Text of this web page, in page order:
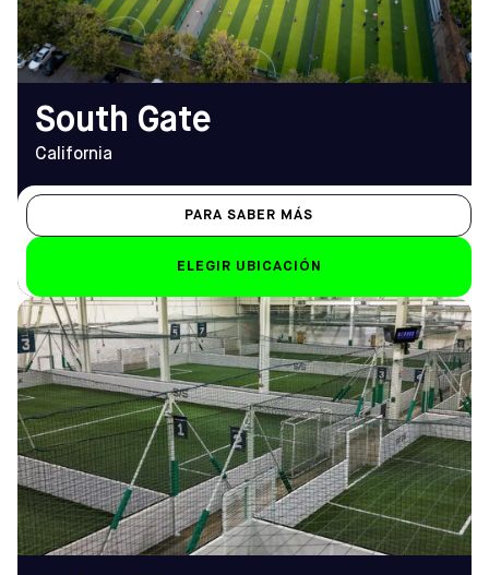
EMAIL
southgate@sofive.com
South Gate
California
PARA SABER MÁS
ELEGIR UBICACIÓN
HORARIO DE
APERTURA
De lunes a viernes
9.00 a 1.00 horas
Sáb-Dom
de 8.00 a 1.00
horas
DIRECCIÓN
7125 Columbia Gateway Dr Suite
#105, Columbia, MD 21046
Cómo llegar
TELÉFONO
(410) 505-0595
EMAIL
columbia@sofive.com